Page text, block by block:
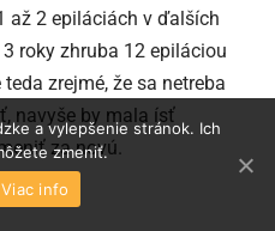
až 2 epiláciách v ďalších
roky zhruba 12 epiláciou
zrejmé, že sa netreba
navyše by mala ísť
za novú.
a vylepšenie stránok. Ich
zmeniť.
Viac info